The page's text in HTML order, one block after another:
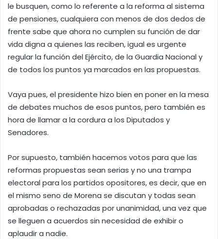
le busquen, como lo referente a la reforma al sistema
de pensiones, cualquiera con menos de dos dedos de
frente sabe que ahora no cumplen su función de dar
vida digna a quienes las reciben, igual es urgente
regular la función del Ejército, de la Guardia Nacional y
de todos los puntos ya marcados en las propuestas.
Vaya pues, el presidente hizo bien en poner en la mesa
de debates muchos de esos puntos, pero también es
hora de llamar a la cordura a los Diputados y
Senadores.
Por supuesto, también hacemos votos para que las
reformas propuestas sean serias y no una trampa
electoral para los partidos opositores, es decir, que en
el mismo seno de Morena se discutan y todas sean
aprobadas o rechazadas por unanimidad, una vez que
se lleguen a acuerdos sin necesidad de exhibir o
aplaudir a nadie.